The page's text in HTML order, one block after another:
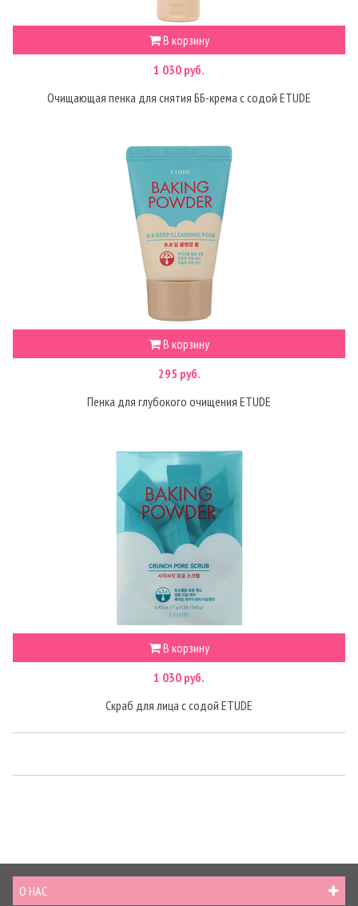
В корзину
1 030 руб.
Очищающая пенка для снятия ББ-крема с содой ETUDE
В корзину
295 руб.
Пенка для глубокого очищения ETUDE
В корзину
1 030 руб.
Скраб для лица с содой ETUDE
О НАС